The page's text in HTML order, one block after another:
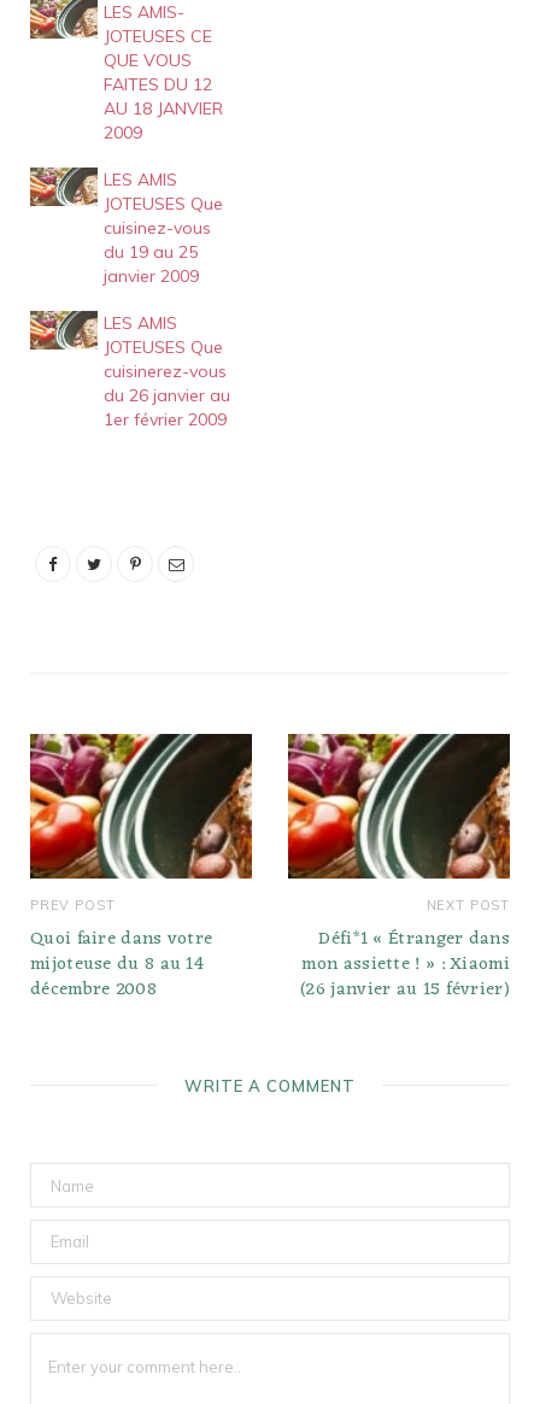
LES AMIS-
JOTEUSES CE
QUE VOUS
FAITES DU 12
AU 18 JANVIER
2009
LES AMIS
JOTEUSES Que
cuisinez-vous
du 19 au 25
janvier 2009
LES AMIS
JOTEUSES Que
cuisinerez-vous
du 26 janvier au
1er février 2009
PREV POST
Quoi faire dans votre
mijoteuse du 8 au 14
décembre 2008
NEXT POST
Défi*1 « Étranger dans
mon assiette ! » : Xiaomi
(26 janvier au 15 février)
WRITE A COMMENT